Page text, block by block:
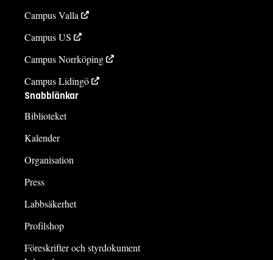
Campus Valla
Campus US
Campus Norrköping
Campus Lidingö
Snabblänkar
Biblioteket
Kalender
Organisation
Press
Labbsäkerhet
Profilshop
Föreskrifter och styrdokument